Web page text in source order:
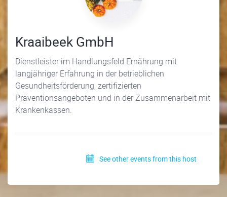
Kraaibeek GmbH
Dienstleister im Handlungsfeld Ernährung mit
langjähriger Erfahrung in der betrieblichen
Gesundheitsförderung, zertifizierten
Präventionsangeboten und in der Zusammenarbeit mit
Krankenkassen.
See other events from this host